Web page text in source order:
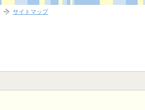
サイトマップ